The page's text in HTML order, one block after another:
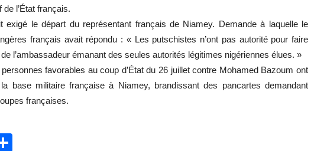
l’État français.
exigé le départ du représentant français de Niamey. Demande à laquelle le
français avait répondu : « Les putschistes n’ont pas autorité pour faire
l’ambassadeur émanant des seules autorités légitimes nigériennes élues. »
favorables au coup d’État du 26 juillet contre Mohamed Bazoum ont
base militaire française à Niamey, brandissant des pancartes demandant
françaises.